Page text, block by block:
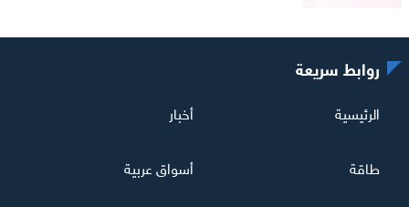
روابط سريعة
الرئيسية أخبار
طاقة أسواق عربية